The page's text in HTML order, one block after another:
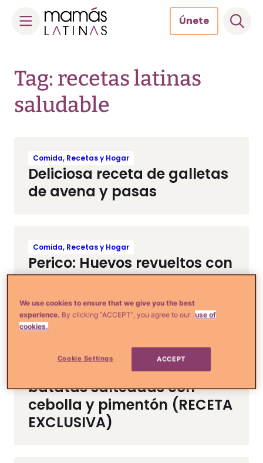
content
Únete
Tag: recetas latinas
saludable
Comida, Recetas y Hogar
Deliciosa receta de galletas
de avena y pasas
Comida, Recetas y Hogar
Perico: Huevos revueltos con
sofrito al estilo venezolano
¡Deliciosos! (RECETA)
Comida, Recetas y Hogar
Dietéticas y nutritivas
batatas salteadas con
cebolla y pimentón (RECETA
EXCLUSIVA)
We use cookies to ensure that we give you the best
experience. By clicking “ACCEPT”, you agree to our use of
cookies.
Cookie Settings ACCEPT